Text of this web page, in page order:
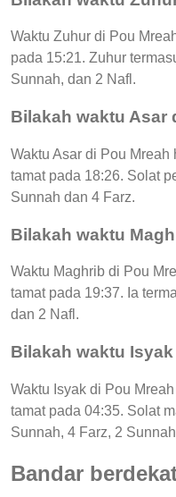
Waktu Zuhur di Pou
pada 15:21. Zuhur
Sunnah, dan 2 Nafl.
Bilakah waktu Asar
Waktu Asar di Pou
tamat pada 18:26. Solat
Sunnah dan 4 Farz.
Bilakah waktu
Waktu Maghrib di Pou
tamat pada 19:37. Ia
dan 2 Nafl.
Bilakah waktu
Waktu Isyak di Pou
tamat pada 04:35. Solat
Sunnah, 4 Farz, 2
Bandar